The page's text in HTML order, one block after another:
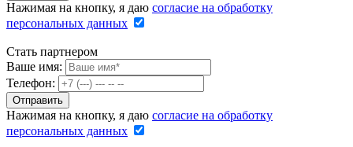
Нажимая на кнопку, я даю согласие на обработку
персональных данных
Стать партнером
Ваше имя:
Телефон:
Нажимая на кнопку, я даю согласие на обработку
персональных данных